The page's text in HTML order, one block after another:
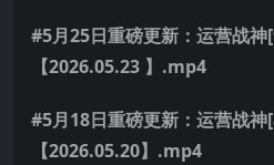
#5月25日重磅更新：运营战
【2026.05.23 】.mp4
#5月18日重磅更新：运营战
【2026.05.20】.mp4